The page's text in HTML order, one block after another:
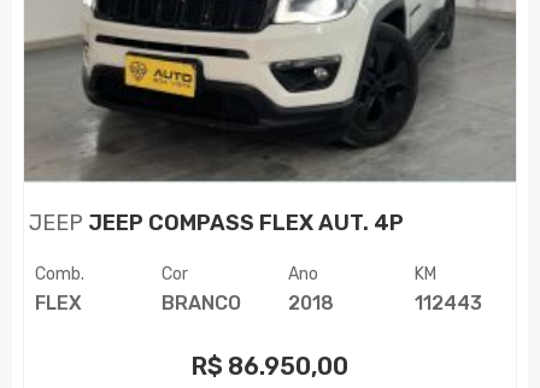
JEEP JEEP COMPASS FLEX AUT. 4P
Comb.
FLEX
Cor
BRANCO
Ano
2018
KM
112443
R$ 86.950,00